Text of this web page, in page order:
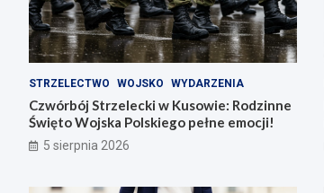
STRZELECTWO WOJSKO WYDARZENIA
Czwórbój Strzelecki w Kusowie: Rodzinne
Święto Wojska Polskiego pełne emocji!
5 sierpnia 2026